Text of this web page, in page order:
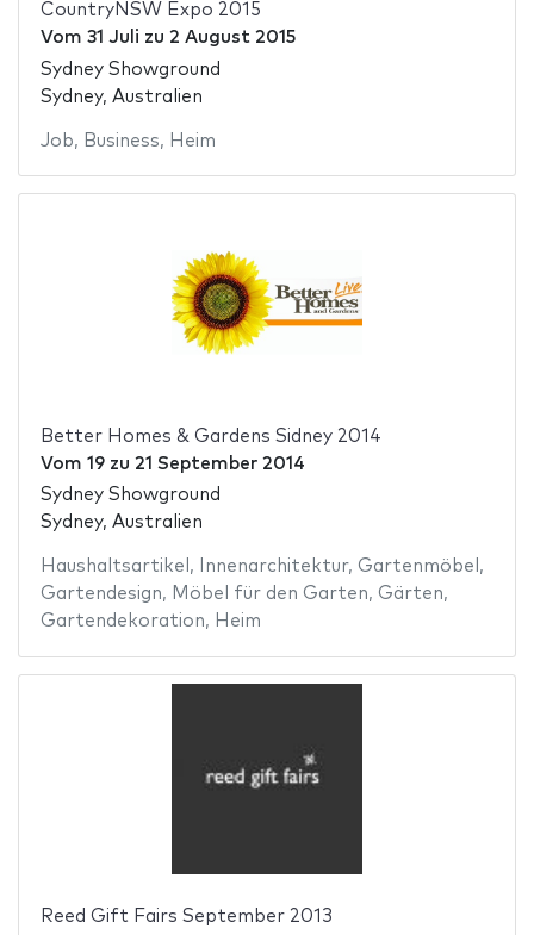
CountryNSW Expo 2015
Vom 31 Juli zu 2 August 2015
Sydney Showground
Sydney, Australien
Job, Business, Heim
Better Homes & Gardens Sidney 2014
Vom 19zu 21 September 2014
Sydney Showground
Sydney, Australien
Haushaltsartikel , Innenarchitektur, Gartenmöbel ,
Gartendesign, Möbel für den Garten, Gärten,
Gartendekoration, Heim
Reed Gift Fairs September 2013